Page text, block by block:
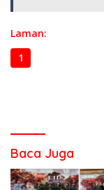
Laman:
1
Baca Juga